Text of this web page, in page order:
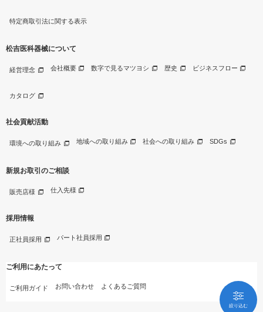
絞り込む
特定商取引法に関する表示
松吉医科器械について
経営理念 会社概要 数字で見るマツヨシ 歴史 ビジネスフロー
カタログ
社会貢献活動
環境への取り組み 地域への取り組み 社会への取り組み SDGs
新規お取引のご相談
販売店様 仕入先様
採用情報
正社員採用 パート社員採用
ご利用にあたって
ご利用ガイド お問い合わせ よくあるご質問